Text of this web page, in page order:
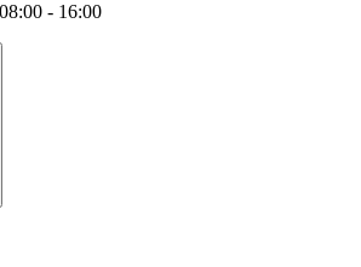
08:00 - 16:00